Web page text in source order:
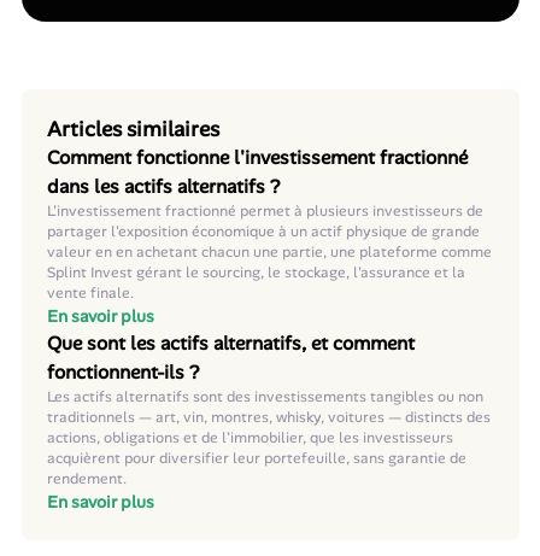
Articles similaires
Comment fonctionne l'investissement fractionné
dans les actifs alternatifs ?
L'investissement fractionné permet à plusieurs investisseurs de
partager l'exposition économique à un actif physique de grande
valeur en en achetant chacun une partie, une plateforme comme
Splint Invest gérant le sourcing, le stockage, l'assurance et la
vente finale.
En savoir plus
Que sont les actifs alternatifs, et comment
fonctionnent-ils ?
Les actifs alternatifs sont des investissements tangibles ou non
traditionnels — art, vin, montres, whisky, voitures — distincts des
actions, obligations et de l'immobilier, que les investisseurs
acquièrent pour diversifier leur portefeuille, sans garantie de
rendement.
En savoir plus